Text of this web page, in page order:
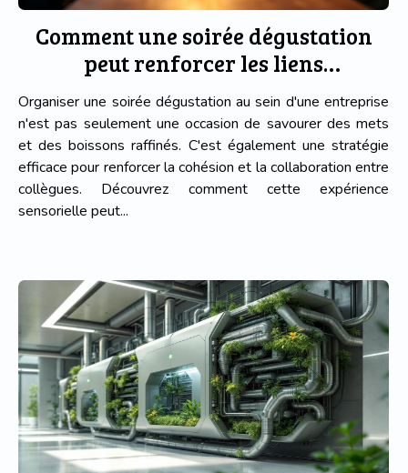
Comment une soirée dégustation
peut renforcer les liens
professionnels ?
Organiser une soirée dégustation au sein d'une entreprise
n'est pas seulement une occasion de savourer des mets
et des boissons raffinés. C'est également une stratégie
efficace pour renforcer la cohésion et la collaboration entre
collègues. Découvrez comment cette expérience
sensorielle peut...